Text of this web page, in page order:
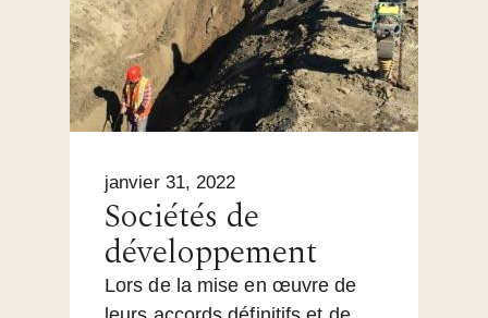
janvier 31, 2022
Sociétés de
développement
Lors de la mise en œuvre de